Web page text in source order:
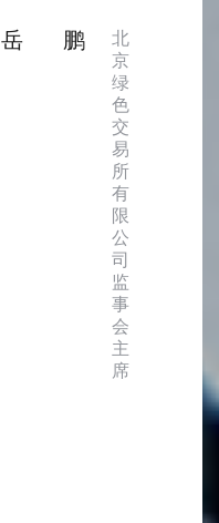
岳鹏
北
京
绿
色
交
易
所
有
限
公
司
监
事
会
主
席